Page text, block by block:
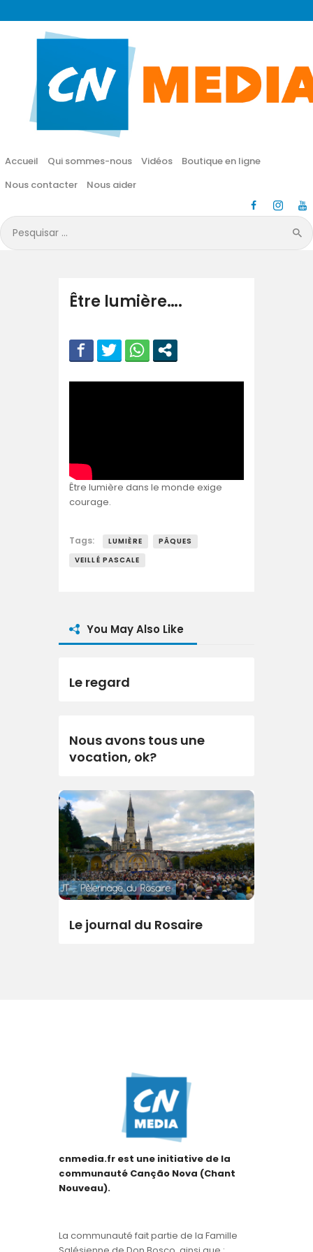
Accueil Qui sommes-nous Vidéos
Boutique en ligne
Nous contacter
Nous aider
Pesquisar
por:
CN MÉDIA
Une vie nouvelle en JESUS !
Accueil
Vidéos
Boutique en ligne
Nous aider
Être lumière….
Être lumière dans le monde exige
courage.
Tags: LUMIÈRE
PÂQUES
VEILLÉ PASCALE
You May Also Like
Le regard
Nous avons tous une
vocation, ok?
Le journal du Rosaire
cnmedia.fr est une initiative de la
communauté Canção Nova (Chant
Nouveau).
La communauté fait partie de la Famille